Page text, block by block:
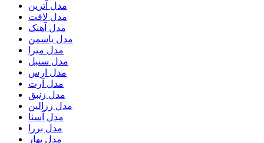
مدل آترین
مدل لافت
مدل آهنک
مدل یاسمن
مدل میرا
مدل سنبل
مدل ارس
مدل آرت
مدل زنبق
مدل رزالین
مدل آسنا
مدل بررا
مدل بهار